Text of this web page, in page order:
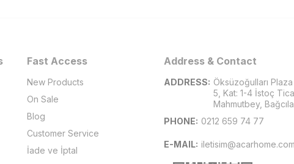
Fast Access
New Products
On Sale
Blog
Customer Service
İade ve İptal
Address & Contact
ADDRESS: Öksüzoğulları
5, Kat: 1-4 İstoç
Mahmutbey,
PHONE: 0212 659 74 77
E-MAIL: iletisim@acarhome.com